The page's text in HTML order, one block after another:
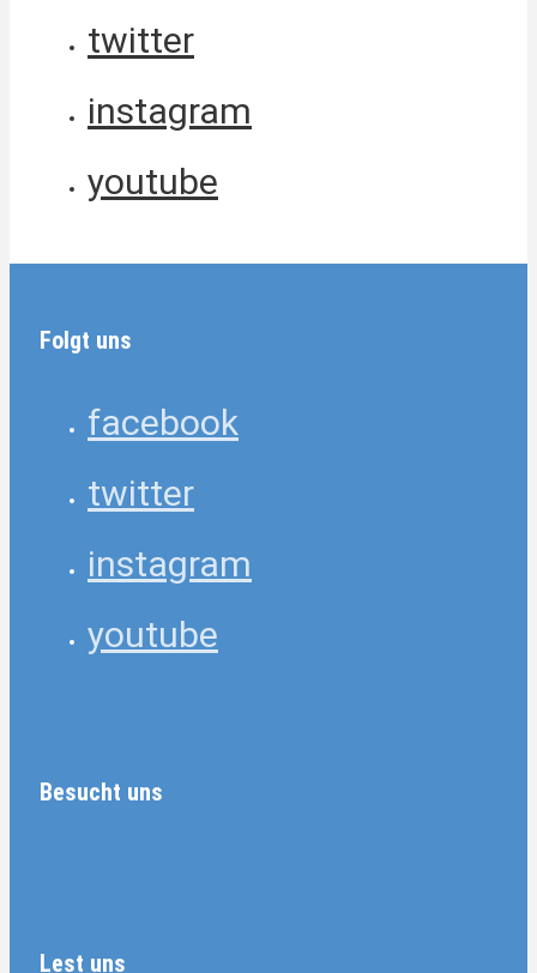
twitter
instagram
youtube
Folgt uns
facebook
twitter
instagram
youtube
Besucht uns
Lest uns